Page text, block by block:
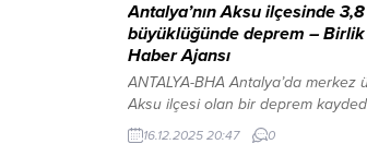
Antalya’nın Aksu ilçesinde 3,8
büyüklüğünde deprem – Birlik
Haber Ajansı
ANTALYA-BHA Antalya’da merkez
Aksu ilçesi olan bir deprem
Afet ve Acil Durum Yönetimi
(AFAD) verilerine göre, deprem saat
16.12.2025 20:47 0